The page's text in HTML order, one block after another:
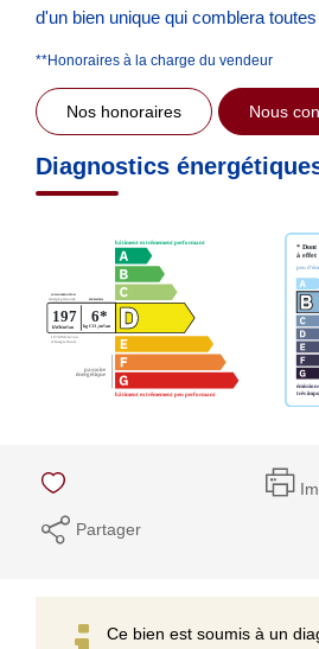
d'un bien unique qui comblera
**Honoraires à la charge du vendeur
Nos honoraires Nous
Diagnostics
Partager
Ce bien est soumis à un